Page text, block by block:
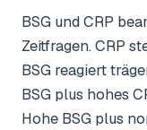
BSG und CRP
Zeitfragen. CRP
BSG reagiert
BSG plus hohes
Hohe BSG plus